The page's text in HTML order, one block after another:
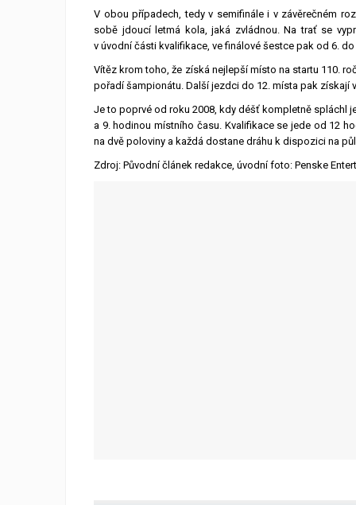
V obou případech, tedy v semifinále i v závěrečném
sobě jdoucí letmá kola, jaká zvládnou. Na trať se
v úvodní části kvalifikace, ve finálové šestce pak od 6.
Vítěz krom toho, že získá nejlepší místo na startu 110.
pořadí šampionátu. Další jezdci do 12. místa pak získají
Je to poprvé od roku 2008, kdy déšť kompletně spláchl
a 9. hodinou místního času. Kvalifikace se jede od 12
na dvě poloviny a každá dostane dráhu k dispozici na
Zdroj: Původní článek redakce, úvodní foto: Penske